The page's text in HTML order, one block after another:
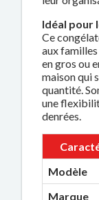
Idéal pour
Ce
aux familles
en gros ou
maison qui
quantité.
une
denrées.
Modèle
Marque